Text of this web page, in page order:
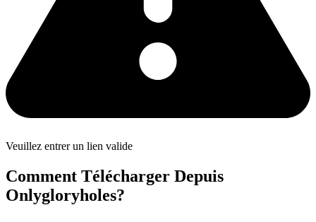
Veuillez entrer un lien valide
Comment Télécharger Depuis
Onlygloryholes?